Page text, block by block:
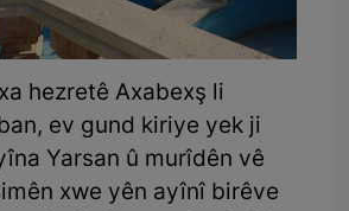
hezretê Axabexş li
ev gund kiriye yek ji
Yarsan û murîdên vê
xwe yên ayînî birêve